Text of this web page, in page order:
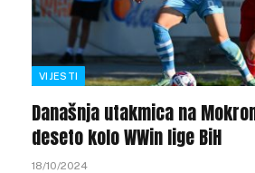
VIJESTI
Današnja utakmica na
deseto kolo WWin lige BiH
18/10/2024